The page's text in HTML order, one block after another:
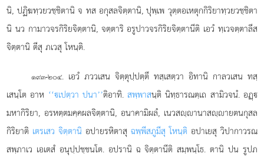
นิ, ปฏิฆทฺวยวชฺชิตานิ จ ทส อกุสลจิตฺตานิ, ปุพฺเพ วุตฺตอเหตุกกิริยาทฺวยวชฺชิตา
นิ นว กามาวจรกิริยจิตฺตานิ, จตฺตาริ อรูปาวจรกิริยจิตฺตานีติ เอวํ ทฺเวจตฺตาลีส
จิตฺตานิ ตีสุ ภเวสุ โหนฺติ.
๑๙๓-๒๐๔. เอวํ ภววเสน จิตฺตุปฺปตฺตึ ทสฺเสตฺวา อิทานิ กาลวเสน ทสฺ
เสนฺโต อาห ‘‘เปตฺวา ปนา’’ติอาทิ.สพฺพาสนฺติ นิทฺธารณตฺเถ สามิวจนํ. อฏฺ
มหากิริยา, อรหตฺตมคฺคผลจิตฺตานิ, อนาคามิผลํ, เนวสฺานาสฺายตนกุสล
กิริยาติ เตรเสว จิตฺตานิ อปายรหิตาสุ ฉพฺพีสภูมีสุ โหนฺติ อปาเยสุ วิปากาวรณ
สพฺภาเว เอเตสํ อนุปฺปชฺชนโต. อปรานิ ฉ จิตฺตานีติ สมฺพนฺโธ. ตานิ ปน รูปภ